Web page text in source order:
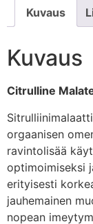
Kuvaus
Kuvaus
Citrulline
orgaanisen
ravintolisää
optimoimiseksi
erityisesti
jauhemainen
nopean